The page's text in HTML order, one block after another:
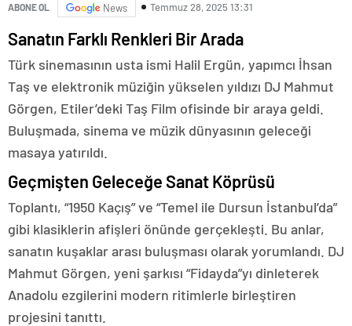
ABONE OL News Temmuz 28, 2025 13:31
Sanatın Farklı Renkleri Bir Arada
Türk sinemasının usta ismi Halil Ergün, yapımcı İhsan
Taş ve elektronik müziğin yükselen yıldızı DJ Mahmut
Görgen, Etiler’deki Taş Film ofisinde bir araya geldi.
Buluşmada, sinema ve müzik dünyasının geleceği
masaya yatırıldı.
Geçmişten Geleceğe Sanat Köprüsü
Toplantı, “1950 Kaçış” ve “Temel ile Dursun İstanbul’da”
gibi klasiklerin afişleri önünde gerçekleşti. Bu anlar,
sanatın kuşaklar arası buluşması olarak yorumlandı. DJ
Mahmut Görgen, yeni şarkısı “Fidayda”yı dinleterek
Anadolu ezgilerini modern ritimlerle birleştiren
projesini tanıttı.